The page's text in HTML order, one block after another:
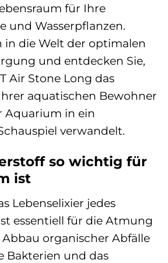
für Ihre
und Wasserpflanzen.
in die Welt der optimalen
und entdecken Sie,
Air Stone Long das
aquatischen Bewohner
Aquarium in ein
verwandelt.
so wichtig für
ist
Lebenselixier jedes
essentiell für die Atmung
Abbau organischer Abfälle
Bakterien und das